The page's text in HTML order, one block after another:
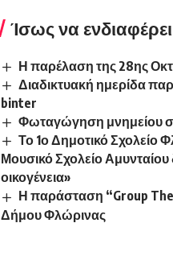
Ίσως να
Η παρέλαση της 28ης
Διαδικτυακή ημερίδα
binter
Φωταγώγηση μνημείου
Το 1ο Δημοτικό Σχολείο
Μουσικό Σχολείο
οικογένεια»
Η παράσταση “Group
Δήμου Φλώρινας